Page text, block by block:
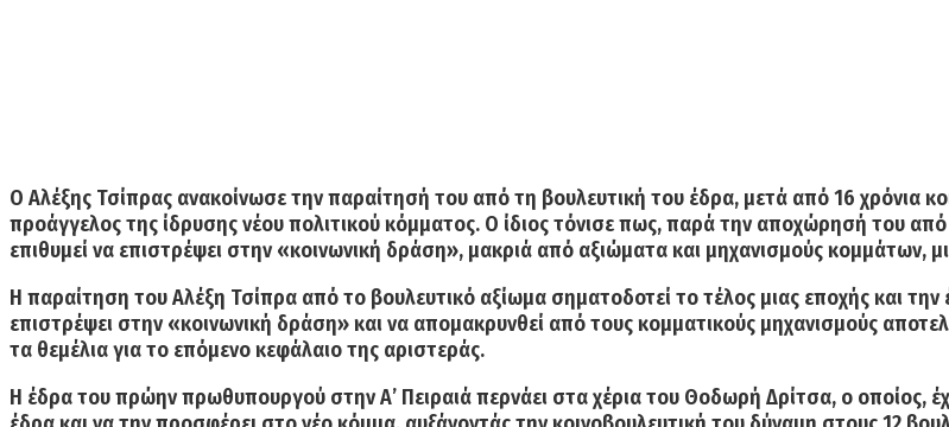
Ο Αλέξης Τσίπρας ανακοίνωσε την παραίτησή του από τη βουλευτική του έδρα, μετά από 16 χρόνια
προάγγελος της ίδρυσης νέου πολιτικού κόμματος. Ο ίδιος τόνισε πως, παρά την αποχώρησή του
επιθυμεί να επιστρέψει στην «κοινωνική δράση», μακριά από αξιώματα και μηχανισμούς κομμάτων,
Η παραίτηση του Αλέξη Τσίπρα από το βουλευτικό αξίωμα σηματοδοτεί το τέλος μιας εποχής και
επιστρέψει στην «κοινωνική δράση» και να απομακρυνθεί από τους κομματικούς μηχανισμούς
τα θεμέλια για το επόμενο κεφάλαιο της αριστεράς.
Η έδρα του πρώην πρωθυπουργού στην Α’ Πειραιά περνάει στα χέρια του Θοδωρή Δρίτσα, ο οποίος,